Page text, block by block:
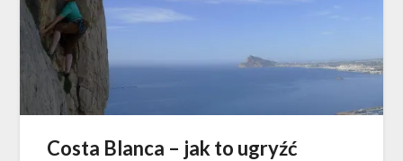
Costa Blanca – jak to ugryźć